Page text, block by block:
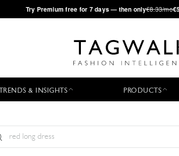
·Try Premium free for 7 days — then only€8.33/mo
TRENDS & INSIGHTS PRODUCTS